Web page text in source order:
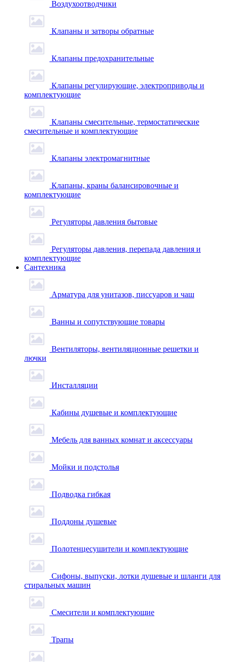
Воздухоотводчики
Клапаны и затворы обратные
Клапаны предохранительные
Клапаны регулирующие, электроприводы и
комплектующие
Клапаны смесительные, термостатические
смесительные и комплектующие
Клапаны электромагнитные
Клапаны, краны балансировочные и
комплектующие
Регуляторы давления бытовые
Регуляторы давления, перепада давления и
комплектующие
Сантехника
Арматура для унитазов, писсуаров и чаш
Ванны и сопутствующие товары
Вентиляторы, вентиляционные решетки и
лючки
Инсталляции
Кабины душевые и комплектующие
Мебель для ванных комнат и аксессуары
Мойки и подстолья
Подводка гибкая
Поддоны душевые
Полотенцесушители и комплектующие
Сифоны, выпуски, лотки душевые и шланги для
стиральных машин
Смесители и комплектующие
Трапы